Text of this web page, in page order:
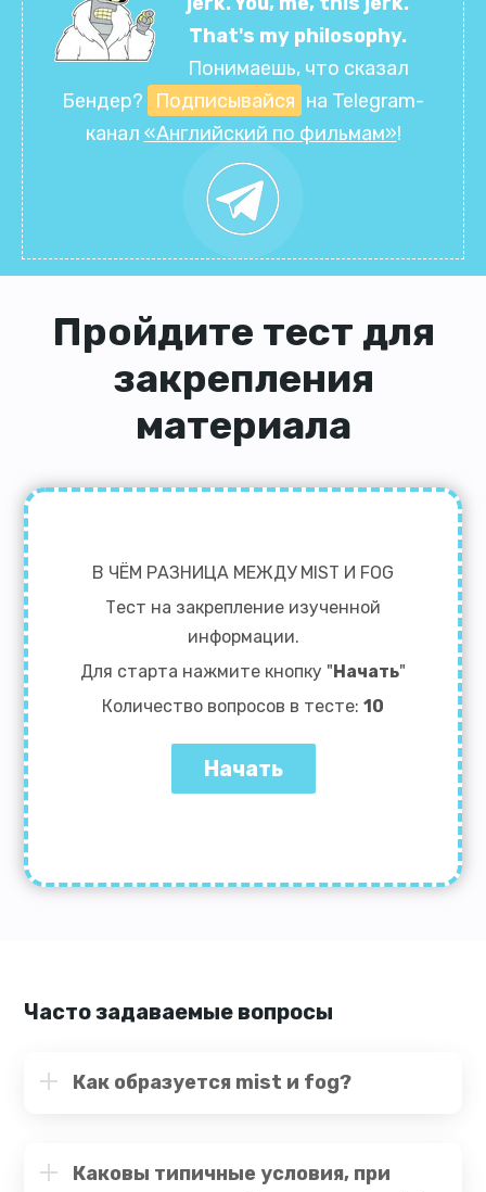
That's my philosophy.
Понимаешь, что сказал
Бендер?
Подписывайся на Telegram-
канал «Английский по фильмам»!
Пройдите тест для
закрепления
материала
В ЧЁМ РАЗНИЦА МЕЖДУ MIST И FOG
Тест на закрепление изученной
информации.
Для старта нажмите кнопку "Начать"
Количество вопросов в тесте: 10
Часто задаваемые вопросы
Как образуется mist и fog?
Каковы типичные условия, при